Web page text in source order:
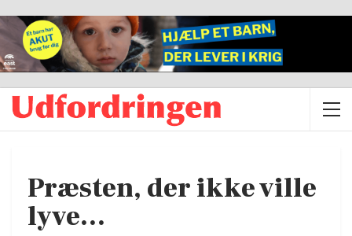
Præsten, der ikke ville
lyve…